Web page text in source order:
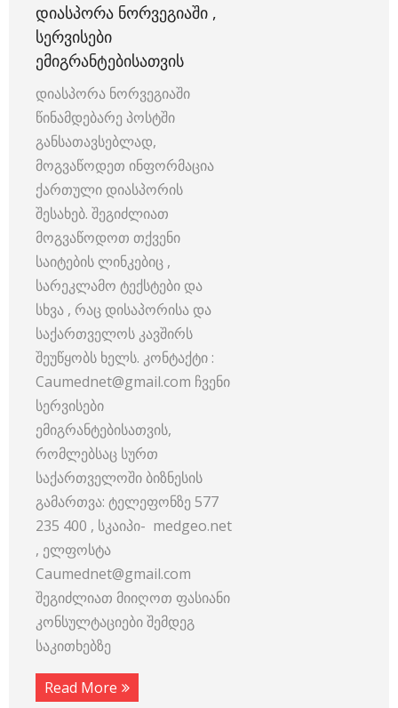
ᲓᲘᲐᲡᲞᲝᲠᲐ ᲜᲝᲠᲕᲔᲒᲘᲐᲨᲘ ,
ᲡᲔᲠᲕᲘᲡᲔᲑᲘ
ᲔᲛᲘᲒᲠᲐᲜᲢᲔᲑᲘᲡᲐᲗᲕᲘᲡ
დიასპორა ნორვეგიაში
წინამდებარე პოსტში
განსათავსებლად,
მოგვაწოდეთ ინფორმაცია
ქართული დიასპორის
შესახებ. შეგიძლიათ
მოგვაწოდოთ თქვენი
საიტების ლინკებიც ,
სარეკლამო ტექსტები და
სხვა , რაც დისაპორისა და
საქართველოს კავშირს
შეუწყობს ხელს. კონტაქტი :
Caumednet@gmail.com ჩვენი
სერვისები
ემიგრანტებისათვის,
რომლებსაც სურთ
საქართველოში ბიზნესის
გამართვა: ტელეფონზე 577
235 400 , სკაიპი- medgeo.net
, ელფოსტა
Caumednet@gmail.com
შეგიძლიათ მიიღოთ ფასიანი
კონსულტაციები შემდეგ
საკითხებზე
Read More